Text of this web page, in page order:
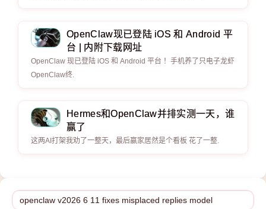
OpenClaw现已登陆 iOS 和 Android 平
台 | 内附下载网址
OpenClaw 现已登陆 iOS 和 Android 平台 ！手机养了只电子龙虾
OpenClaw终.
Hermes和OpenClaw并排实测一天，谁
赢了
这两AI打架我劝了一整天，最后赢家居然是个看板 花了一整.